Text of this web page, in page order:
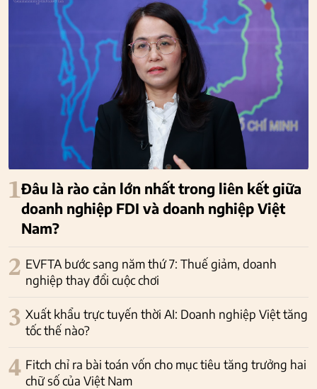
1Đâu là rào cản lớn nhất trong liên kết giữa
doanh nghiệp FDI và doanh nghiệp Việt
Nam?
2 EVFTA bước sang năm thứ 7: Thuế giảm, doanh
nghiệp thay đổi cuộc chơi
3 Xuất khẩu trực tuyến thời AI: Doanh nghiệp Việt tăng
tốc thế nào?
4 Fitch chỉ ra bài toán vốn cho mục tiêu tăng trưởng hai
chữ số của Việt Nam